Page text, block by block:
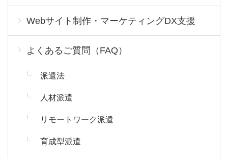
Webサイト制作・マーケティングDX支援
よくあるご質問（FAQ）
派遣法
人材派遣
リモートワーク派遣
育成型派遣